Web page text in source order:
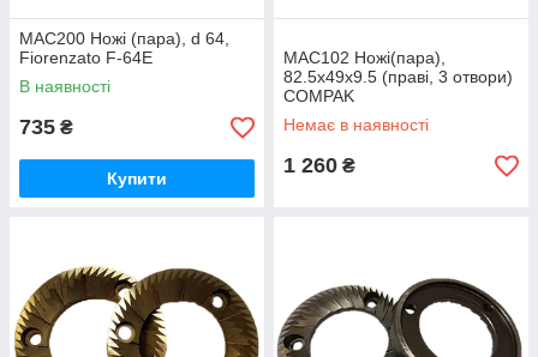
MAC200 Ножі (пара), d 64,
Fiorenzato F-64E
В наявності
735 ₴
Купити
MAC102 Ножі(пара),
82.5х49х9.5 (праві, 3 отвори)
COMPAK
Немає в наявності
1 260 ₴